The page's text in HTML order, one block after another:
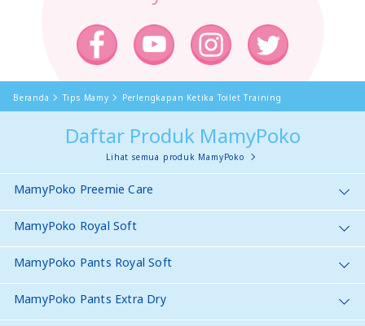
Beranda Tips Mamy Perlengkapan Ketika Toilet Training
Daftar Produk MamyPoko
Lihat semua produk MamyPoko
MamyPoko Preemie Care
MamyPoko Royal Soft
MamyPoko Pants Royal Soft
MamyPoko Pants Extra Dry